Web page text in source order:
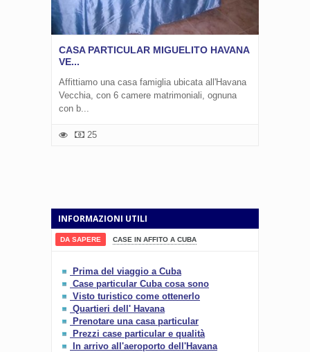
CASA PARTICULAR MIGUELITO HAVANA
VE...
Affittiamo una casa famiglia ubicata all'Havana
Vecchia, con 6 camere matrimoniali, ognuna
con b...
25
INFORMAZIONI UTILI
DA SAPERE CASE IN AFFITO A CUBA
Prima del viaggio a Cuba
Case particular Cuba cosa sono
Visto turistico come ottenerlo
Quartieri dell' Havana
Prenotare una casa particular
Prezzi case particular e qualità
In arrivo all'aeroporto dell'Havana